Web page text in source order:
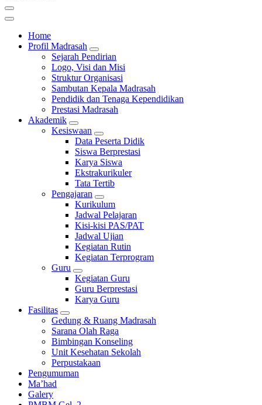
Home
Profil Madrasah
Sejarah Pendirian
Logo, Visi dan Misi
Struktur Organisasi
Sambutan Kepala Madrasah
Pendidik dan Tenaga Kependidikan
Prestasi Madrasah
Akademik
Kesiswaan
Data Peserta Didik
Siswa Berprestasi
Karya Siswa
Ekstrakurikuler
Tata Tertib
Pengajaran
Kurikulum
Jadwal Pelajaran
Kisi-kisi PAS/PAT
Jadwal Ujian
Kegiatan Rutin
Kegiatan Terprogram
Guru
Kegiatan Guru
Guru Berprestasi
Karya Guru
Fasilitas
Gedung & Ruang Madrasah
Sarana Olah Raga
Bimbingan Konseling
Unit Kesehatan Sekolah
Perpustakaan
Pengumuman
Ma’had
Galery